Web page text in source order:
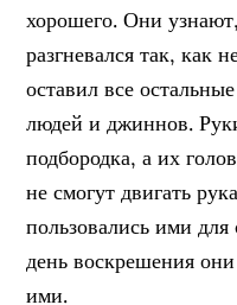
хорошего. Они
разгневался так, как
оставил все
людей и джиннов.
подбородка, а их
не смогут двигать
пользовались ими
день воскрешения они
ими.